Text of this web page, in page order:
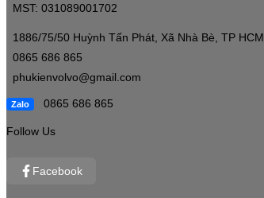
MST: 031089001702
1886/75/50 Huỳnh Tấn Phát, Xã Nhà Bè, TP HCM
0865 686 865
phukienvolvo@gmail.com
Zalo 0865 686 865
Follow Us
Facebook